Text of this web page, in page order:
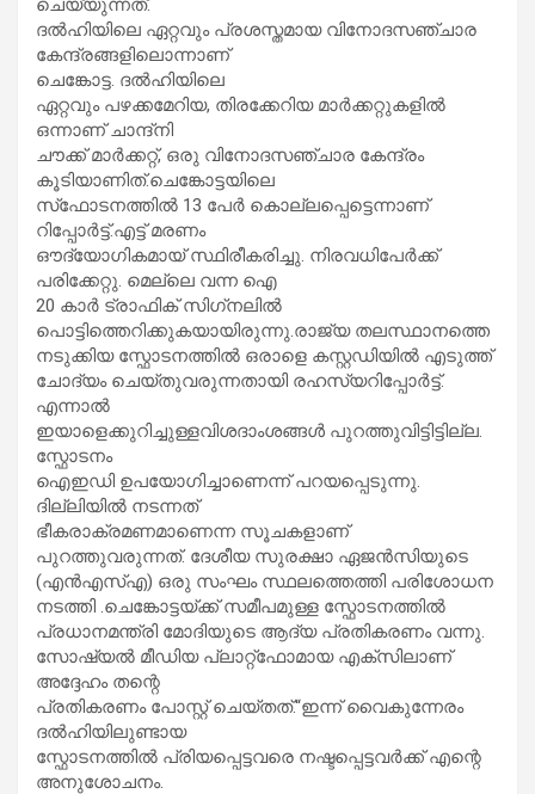
ചെയ്യുന്നത്.
ദല്‍ഹിയിലെ ഏറ്റവും പ്രശസ്തമായ വിനോദസഞ്ചാര
കേന്ദ്രങ്ങളിലൊന്നാണ്
ചെങ്കോട്ട. ദല്‍ഹിയിലെ
ഏറ്റവും പഴക്കമേറിയ, തിരക്കേറിയ മാര്‍ക്കറ്റുകളില്‍
ഒന്നാണ് ചാന്ദ്നി
ചൗക്ക് മാര്‍ക്കറ്റ്, ഒരു വിനോദസഞ്ചാര കേന്ദ്രം
കൂടിയാണിത്.ചെങ്കോട്ടയിലെ
സ്‌ഫോടനത്തില്‍ 13 പേര്‍ കൊല്ലപ്പെട്ടെന്നാണ്
റിപ്പോര്‍ട്ട്.എട്ട് മരണം
ഔദ്യോഗികമായ് സ്ഥിരീകരിച്ചു. നിരവധിപേര്‍ക്ക്
പരിക്കേറ്റു. മെല്ലെ വന്ന ഐ
20 കാര്‍ ട്രാഫിക് സിഗ്‌നലില്‍
പൊട്ടിത്തെറിക്കുകയായിരുന്നു.രാജ്യ തലസ്ഥാനത്തെ
നടുക്കിയ സ്ഫോടനത്തിൽ ഒരാളെ കസ്റ്റഡിയിൽ എടുത്ത്
ചോദ്യം ചെയ്തുവരുന്നതായി രഹസ്യറിപ്പോര്‍ട്ട്.
എന്നാൽ
ഇയാളെക്കുറിച്ചുള്ളവിശദാംശങ്ങള്‍ പുറത്തുവിട്ടിട്ടില്ല.
സ്ഫോടനം
ഐഇഡി ഉപയോഗിച്ചാണെന്ന് പറയപ്പെടുന്നു.
ദില്ലിയിൽ നടന്നത്
ഭീകരാക്രമണമാണെന്ന സൂചകളാണ്
പുറത്തുവരുന്നത്. ദേശീയ സുരക്ഷാ ഏജന്‍സിയുടെ
(എന്‍എസ്എ) ഒരു സംഘം സ്ഥലത്തെത്തി പരിശോധന
നടത്തി .ചെങ്കോട്ടയ്‌ക്ക് സമീപമുള്ള സ്ഫോടനത്തിൽ
പ്രധാനമന്ത്രി മോദിയുടെ ആദ്യ പ്രതികരണം വന്നു.
സോഷ്യൽ മീഡിയ പ്ലാറ്റ്‌ഫോമായ എക്‌സിലാണ്
അദ്ദേഹം തന്റെ
പ്രതികരണം പോസ്റ്റ് ചെയ്തത്.“ഇന്ന് വൈകുന്നേരം
ദൽഹിയിലുണ്ടായ
സ്ഫോടനത്തിൽ പ്രിയപ്പെട്ടവരെ നഷ്ടപ്പെട്ടവർക്ക് എന്റെ
അനുശോചനം.